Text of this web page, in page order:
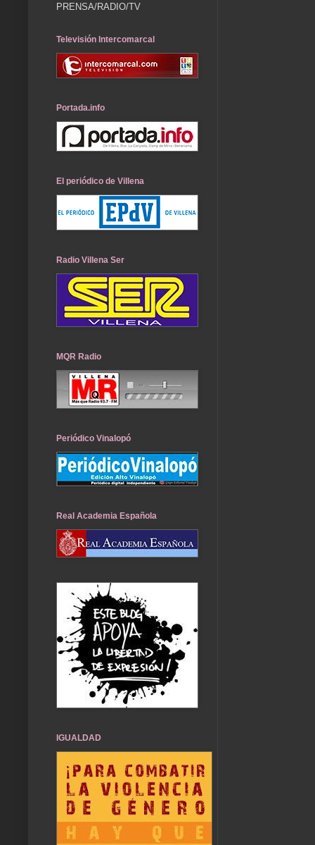
PRENSA/RADIO/TV
Televisión Intercomarcal
Portada.info
El periódico de Villena
Radio Villena Ser
MQR Radio
Periódico Vinalopó
Real Academia Española
IGUALDAD